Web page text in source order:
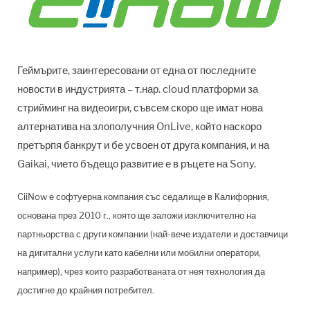
Геймърите, заинтересовани от една от последните
новости в индустрията – т.нар. cloud платформи за
стрийминг на видеоигри, съвсем скоро ще имат нова
алтернатива на злополучния OnLive, който наскоро
претърпя банкрут и бе усвоен от друга компания, и на
Gaikai, чието бъдещо развитие е в ръцете на Sony.
CiiNow е софтуерна компания със седалище в Калифорния,
основана през 2010 г., която ще заложи изключително на
партньорства с други компании (най-вече издатели и доставчици
на дигитални услуги като кабелни или мобилни оператори,
например), чрез които разработваната от нея технология да
достигне до крайния потребител.